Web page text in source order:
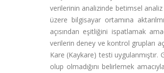
verilerinin analizinde betimsel
üzere bilgisayar ortamına
açısından eşitliğini ispatlamak
verilerin deney ve kontrol grupları
Kare (Kaykare) testi uygulanmıştır.
olup olmadığını belirlemek